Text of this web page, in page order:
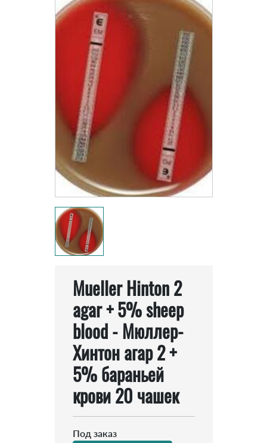
Mueller Hinton 2
agar + 5% sheep
blood - Мюллер-
Хинтон агар 2 +
5% бараньей
крови 20 чашек
Под заказ